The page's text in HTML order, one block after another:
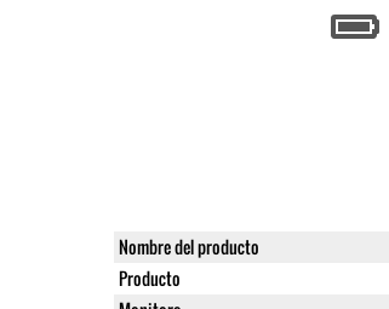
Nombre del producto
Producto